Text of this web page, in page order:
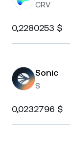
CRV
0,2280253 $
Sonic
S
0,0232796 $